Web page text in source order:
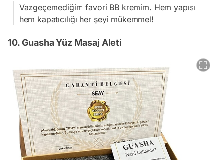
Vazgeçemediğim favori BB kremim. Hem yapısı
hem kapatıcılığı her şeyi mükemmel!
10. Guasha Yüz Masaj Aleti